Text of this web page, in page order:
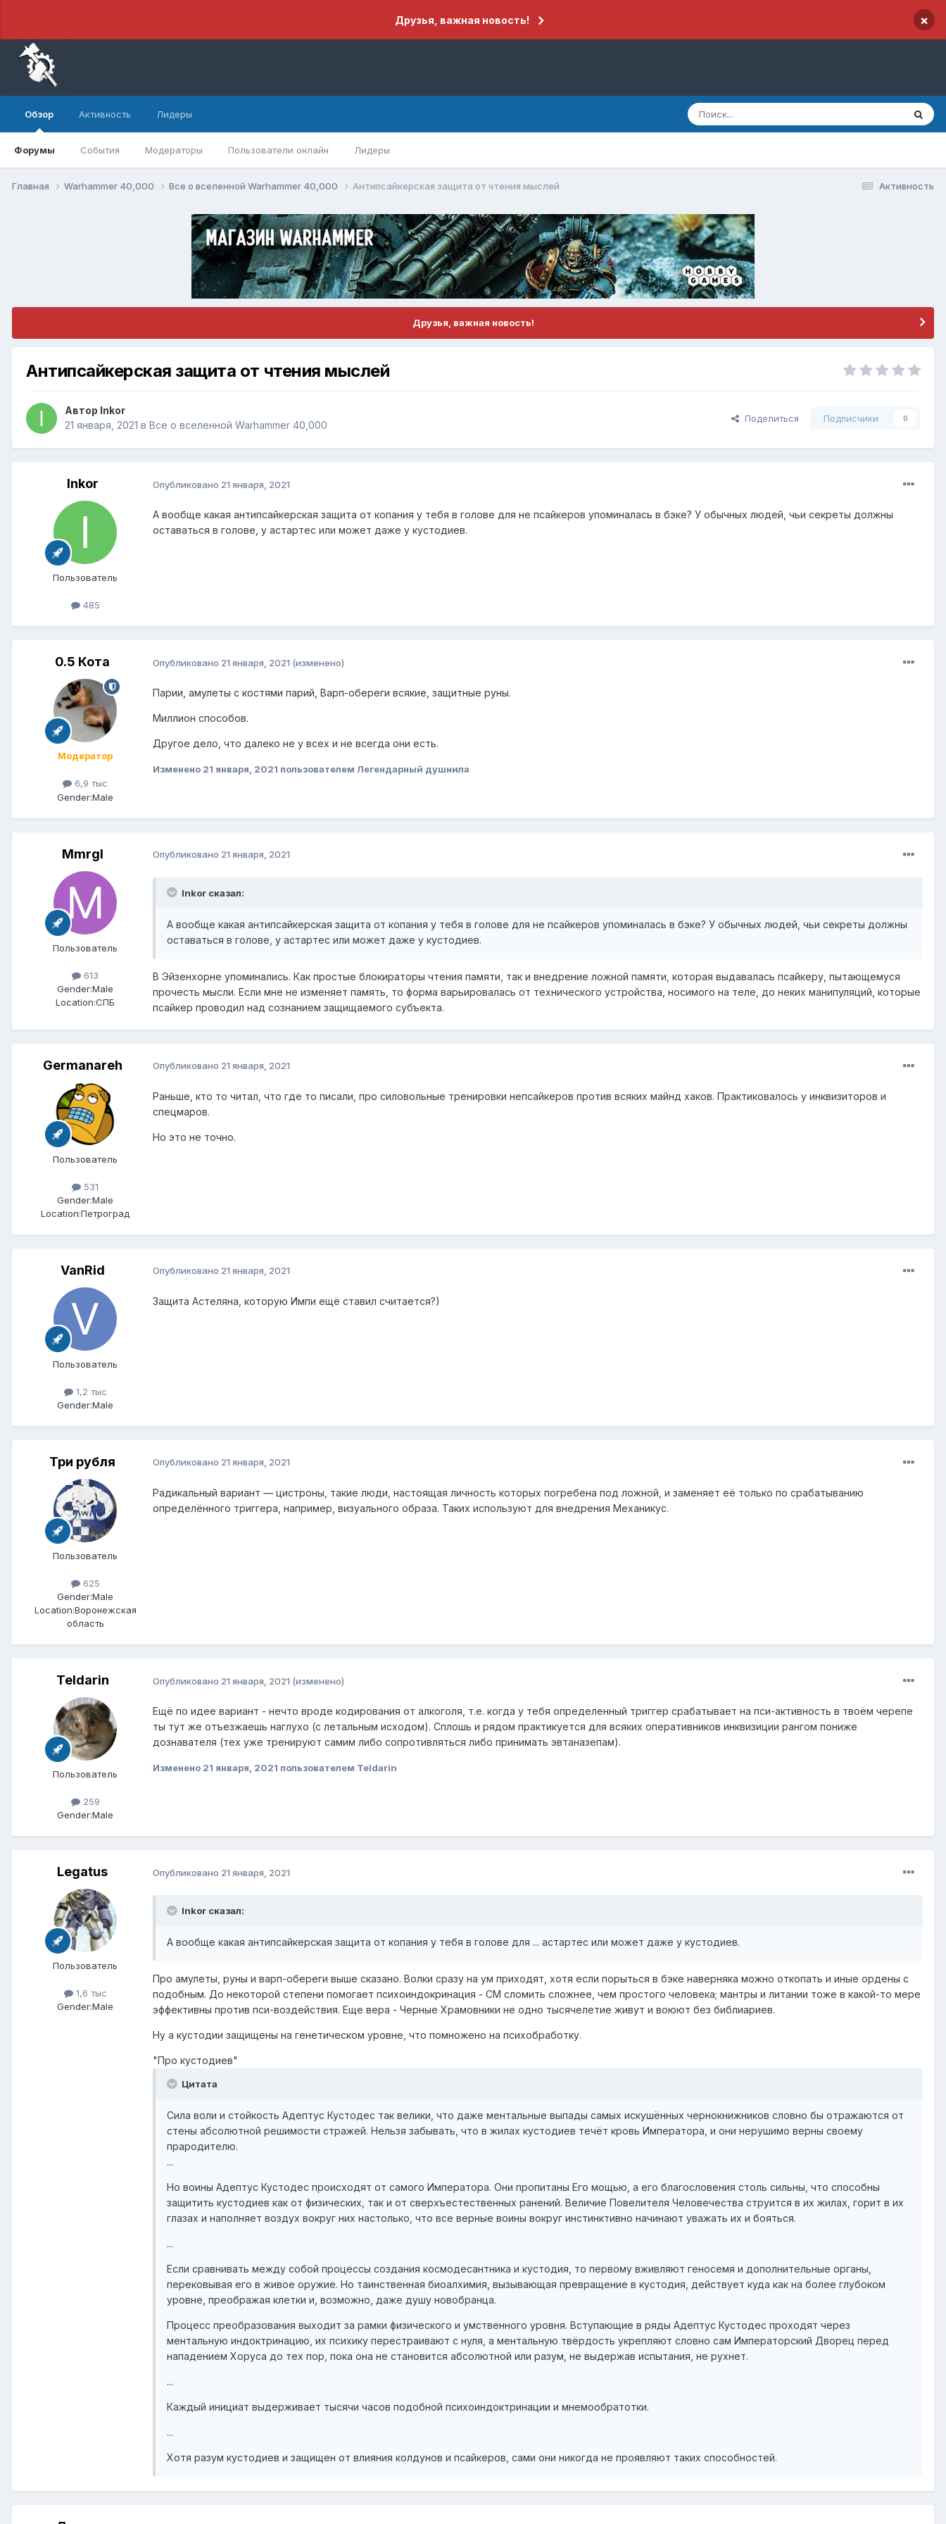
Друзья, важная новость! ×
Обзор
Форумы События Модераторы Пользователи онлайн Лидеры
Активность Лидеры
Активность
Главная Warhammer 40,000 Все о вселенной Warhammer 40,000 Антипсайкерская защита от чтения мыслей
Друзья, важная новость!
Антипсайкерская защита от чтения мыслей
Автор Inkor
21 января, 2021 в Все о вселенной Warhammer 40,000
Поделиться Подписчики 0
Inkor
Пользователь
485
Опубликовано 21 января, 2021
А вообще какая антипсайкерская защита от копания у тебя в голове для не псайкеров упоминалась в бэке? У обычных людей, чьи секреты должны
оставаться в голове, у астартес или может даже у кустодиев.
0.5 Кота
Модератор
6,9 тыс
Gender:Male
Опубликовано 21 января, 2021 (изменено)
Парии, амулеты с костями парий, Варп-обереги всякие, защитные руны.
Миллион способов.
Другое дело, что далеко не у всех и не всегда они есть.
Изменено 21 января, 2021 пользователем Легендарный душнила
Mmrgl
Пользователь
613
Gender:Male
Location:СПБ
Опубликовано 21 января, 2021
Inkor сказал:
А вообще какая антипсайкерская защита от копания у тебя в голове для не псайкеров упоминалась в бэке? У обычных людей, чьи секреты должны
оставаться в голове, у астартес или может даже у кустодиев.
В Эйзенхорне упоминались. Как простые блокираторы чтения памяти, так и внедрение ложной памяти, которая выдавалась псайкеру, пытающемуся
прочесть мысли. Если мне не изменяет память, то форма варьировалась от технического устройства, носимого на теле, до неких манипуляций, которые
псайкер проводил над сознанием защищаемого субъекта.
Germanareh
Пользователь
531
Gender:Male
Location:Петроград
Опубликовано 21 января, 2021
Раньше, кто то читал, что где то писали, про силовольные тренировки непсайкеров против всяких майнд хаков. Практиковалось у инквизиторов и
спецмаров.
Но это не точно.
VanRid
Пользователь
1,2 тыс
Gender:Male
Опубликовано 21 января, 2021
Защита Астеляна, которую Импи ещё ставил считается?)
Три рубля
Пользователь
625
Gender:Male
Location:Воронежская
область
Опубликовано 21 января, 2021
Радикальный вариант — цистроны, такие люди, настоящая личность которых погребена под ложной, и заменяет её только по срабатыванию
определённого триггера, например, визуального образа. Таких используют для внедрения Механикус.
Teldarin
Пользователь
259
Gender:Male
Опубликовано 21 января, 2021 (изменено)
Ещё по идее вариант - нечто вроде кодирования от алкоголя, т.е. когда у тебя определенный триггер срабатывает на пси-активность в твоём черепе
ты тут же отъезжаешь наглухо (с летальным исходом). Сплошь и рядом практикуется для всяких оперативников инквизиции рангом пониже
дознавателя (тех уже тренируют самим либо сопротивляться либо принимать эвтаназепам).
Изменено 21 января, 2021 пользователем Teldarin
Legatus
Пользователь
1,6 тыс
Gender:Male
Опубликовано 21 января, 2021
Inkor сказал:
А вообще какая антипсайкерская защита от копания у тебя в голове для ... астартес или может даже у кустодиев.
Про амулеты, руны и варп-обереги выше сказано. Волки сразу на ум приходят, хотя если порыться в бэке наверняка можно откопать и иные ордены с
подобным. До некоторой степени помогает психоиндокринация - СМ сломить сложнее, чем простого человека; мантры и литании тоже в какой-то мере
эффективны против пси-воздействия. Еще вера - Черные Храмовники не одно тысячелетие живут и воюют без библиариев.
Ну а кустодии защищены на генетическом уровне, что помножено на психобработку.
"Про кустодиев"
Цитата
Сила воли и стойкость Адептус Кустодес так велики, что даже ментальные выпады самых искушённых чернокнижников словно бы отражаются от
стены абсолютной решимости стражей. Нельзя забывать, что в жилах кустодиев течёт кровь Императора, и они нерушимо верны своему
прародителю.
...
Но воины Адептус Кустодес происходят от самого Императора. Они пропитаны Его мощью, а его благословения столь сильны, что способны
защитить кустодиев как от физических, так и от сверхъестественных ранений. Величие Повелителя Человечества струится в их жилах, горит в их
глазах и наполняет воздух вокруг них настолько, что все верные воины вокруг инстинктивно начинают уважать их и бояться.
...
Если сравнивать между собой процессы создания космодесантника и кустодия, то первому вживляют геносемя и дополнительные органы,
перековывая его в живое оружие. Но таинственная биоалхимия, вызывающая превращение в кустодия, действует куда как на более глубоком
уровне, преображая клетки и, возможно, даже душу новобранца.
Процесс преобразования выходит за рамки физического и умственного уровня. Вступающие в ряды Адептус Кустодес проходят через
ментальную индоктринацию, их психику перестраивают с нуля, а ментальную твёрдость укрепляют словно сам Императорский Дворец перед
нападением Хоруса до тех пор, пока она не становится абсолютной или разум, не выдержав испытания, не рухнет.
...
Каждый инициат выдерживает тысячи часов подобной психоиндоктринации и мнемообратотки.
...
Хотя разум кустодиев и защищен от влияния колдунов и псайкеров, сами они никогда не проявляют таких способностей.